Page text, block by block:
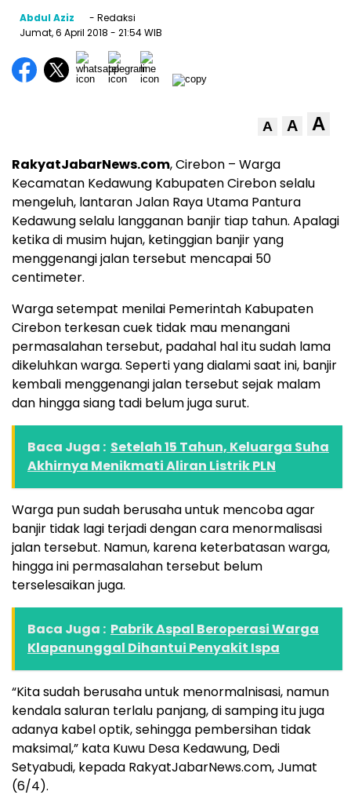
Abdul Aziz
- Redaksi
Jumat, 6 April 2018 - 21:54 WIB
A A A
RakyatJabarNews.com, Cirebon – Warga
Kecamatan Kedawung Kabupaten Cirebon selalu
mengeluh, lantaran Jalan Raya Utama Pantura
Kedawung selalu langganan banjir tiap tahun. Apalagi
ketika di musim hujan, ketinggian banjir yang
menggenangi jalan tersebut mencapai 50
centimeter.
Warga setempat menilai Pemerintah Kabupaten
Cirebon terkesan cuek tidak mau menangani
permasalahan tersebut, padahal hal itu sudah lama
dikeluhkan warga. Seperti yang dialami saat ini, banjir
kembali menggenangi jalan tersebut sejak malam
dan hingga siang tadi belum juga surut.
Baca Juga : Setelah 15 Tahun, Keluarga Suha
Akhirnya Menikmati Aliran Listrik PLN
Warga pun sudah berusaha untuk mencoba agar
banjir tidak lagi terjadi dengan cara menormalisasi
jalan tersebut. Namun, karena keterbatasan warga,
hingga ini permasalahan tersebut belum
terselesaikan juga.
Baca Juga : Pabrik Aspal Beroperasi Warga
Klapanunggal Dihantui Penyakit Ispa
“Kita sudah berusaha untuk menormalnisasi, namun
kendala saluran terlalu panjang, di samping itu juga
adanya kabel optik, sehingga pembersihan tidak
maksimal,” kata Kuwu Desa Kedawung, Dedi
Setyabudi, kepada RakyatJabarNews.com, Jumat
(6/4).